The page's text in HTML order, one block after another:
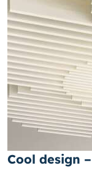
Cool design